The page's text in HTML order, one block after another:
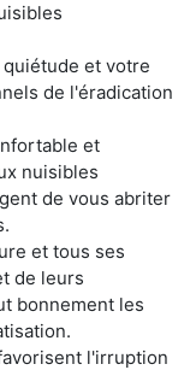
et votre
de l'éradication
et
nuisibles
de vous abriter
et tous ses
de leurs
bonnement les
l'irruption